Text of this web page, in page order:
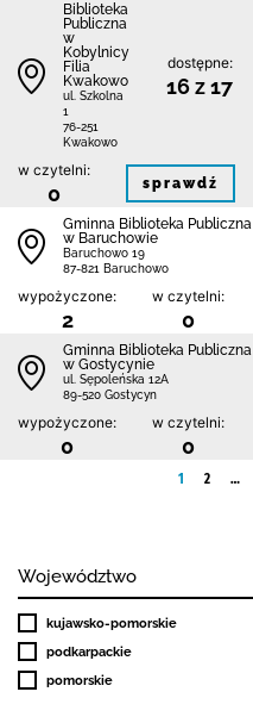
Biblioteka
Publiczna
w
Kobylnicy
Filia
Kwakowo
ul. Szkolna
1
76-251
Kwakowo
dostępne:
16 z 17
w czytelni:
0 sprawdź
Gminna Biblioteka Publiczna
w Baruchowie
Baruchowo 19
87-821 Baruchowo
wypożyczone:
2
w czytelni:
0
Gminna Biblioteka Publiczna
w Gostycynie
ul. Sępoleńska 12A
89-520 Gostycyn
wypożyczone:
0
w czytelni:
0
1 2 …
Województwo
kujawsko-pomorskie
podkarpackie
pomorskie